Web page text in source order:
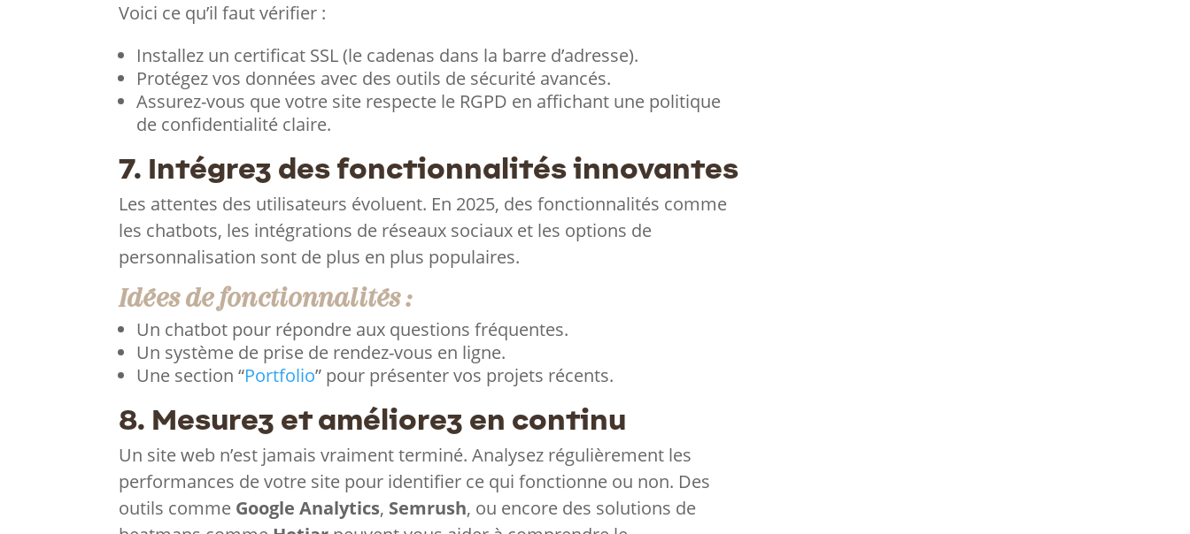
Voici ce qu’il faut vérifier :
Installez un certificat SSL (le cadenas dans la barre d’adresse).
Protégez vos données avec des outils de sécurité avancés.
Assurez-vous que votre site respecte le RGPD en affichant une politique
de confidentialité claire.
7. Intégrez des fonctionnalités innovantes
Les attentes des utilisateurs évoluent. En 2025, des fonctionnalités comme
les chatbots, les intégrations de réseaux sociaux et les options de
personnalisation sont de plus en plus populaires.
Idées de fonctionnalités :
Un chatbot pour répondre aux questions fréquentes.
Un système de prise de rendez-vous en ligne.
Une section “Portfolio” pour présenter vos projets récents.
8. Mesurez et améliorez en continu
Un site web n’est jamais vraiment terminé. Analysez régulièrement les
performances de votre site pour identifier ce qui fonctionne ou non. Des
outils comme Google Analytics, Semrush, ou encore des solutions de